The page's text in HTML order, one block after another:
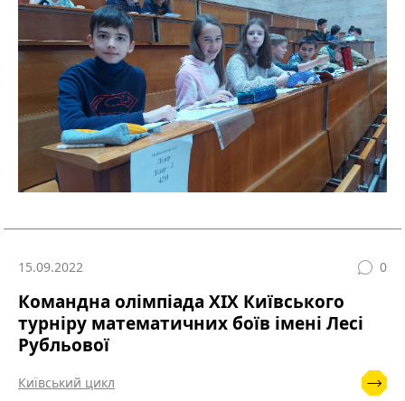
15.09.2022 0
Командна олімпіада XIХ Київського
турніру математичних боїв імені Лесі
Рубльової
Київський цикл